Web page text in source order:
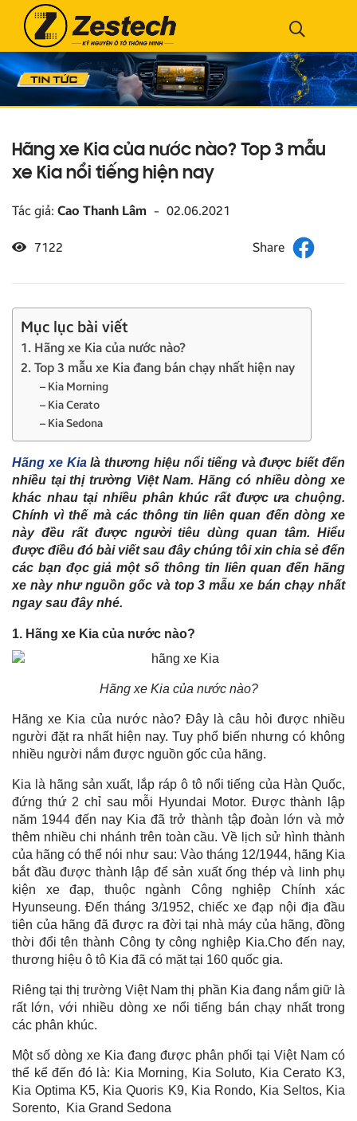
Hãng xe Kia của nước nào? Top 3 mẫu
xe Kia nổi tiếng hiện nay
Tác giả: Cao Thanh Lâm - 02.06.2021
7122
Mục lục bài viết
1. Hãng xe Kia của nước nào?
2. Top 3 mẫu xe Kia đang bán chạy nhất hiện nay
– Kia Morning
– Kia Cerato
– Kia Sedona
Hãng xe Kialà thương hiệu nổi tiếng và được biết đến
nhiều tại thị trường Việt Nam. Hãng có nhiều dòng xe
khác nhau tại nhiều phân khúc rất được ưa chuộng.
Chính vì thế mà các thông tin liên quan đến dòng xe
này đều rất được người tiêu dùng quan tâm. Hiểu
được điều đó bài viết sau đây chúng tôi xin chia sẻ đến
các bạn đọc giả một số thông tin liên quan đến hãng
xe này như nguồn gốc và top 3 mẫu xe bán chạy nhất
ngay sau đây nhé.
1. Hãng xe Kia của nước nào?
Hãng xe Kia của nước nào?
Hãng xe Kia của nước nào? Đây là câu hỏi được nhiều
người đặt ra nhất hiện nay. Tuy phổ biến nhưng có không
nhiều người nắm được nguồn gốc của hãng.
Kia là hãng sản xuất, lắp ráp ô tô nổi tiếng của Hàn Quốc,
đứng thứ 2 chỉ sau mỗi Hyundai Motor. Được thành lập
năm 1944 đến nay Kia đã trở thành tập đoàn lớn và mở
thêm nhiều chi nhánh trên toàn cầu. Về lịch sử hình thành
của hãng có thể nói như sau: Vào tháng 12/1944, hãng Kia
bắt đầu được thành lập để sản xuất ống thép và linh phụ
kiện xe đạp, thuộc ngành Công nghiệp Chính xác
Hyunseung. Đến tháng 3/1952, chiếc xe đạp nội địa đầu
tiên của hãng đã được ra đời tại nhà máy của hãng, đồng
thời đổi tên thành Công ty công nghiệp Kia.Cho đến nay,
thương hiệu ô tô Kia đã có mặt tại 160 quốc gia.
Riêng tại thị trường Việt Nam thị phần Kia đang nắm giữ là
rất lớn, với nhiều dòng xe nổi tiếng bán chạy nhất trong
các phân khúc.
Một số dòng xe Kia đang được phân phối tại Việt Nam có
thể kể đến đó là: Kia Morning, Kia Soluto, Kia Cerato K3,
Kia Optima K5, Kia Quoris K9, Kia Rondo, Kia Seltos, Kia
Sorento, Kia Grand Sedona